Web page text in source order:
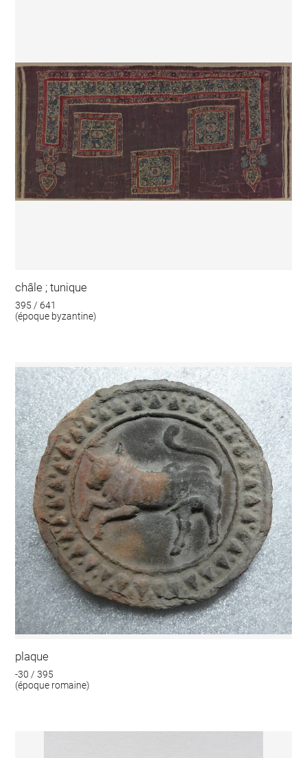
châle ; tunique
395 / 641
(époque byzantine)
plaque
-30 / 395
(époque romaine)